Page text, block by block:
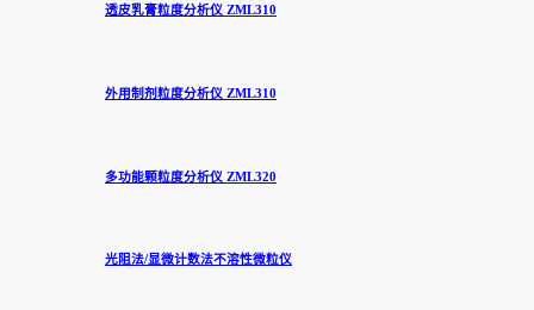
透皮乳膏粒度分析仪 ZML310
外用制剂粒度分析仪 ZML310
多功能颗粒度分析仪 ZML320
光阻法/显微计数法不溶性微粒仪